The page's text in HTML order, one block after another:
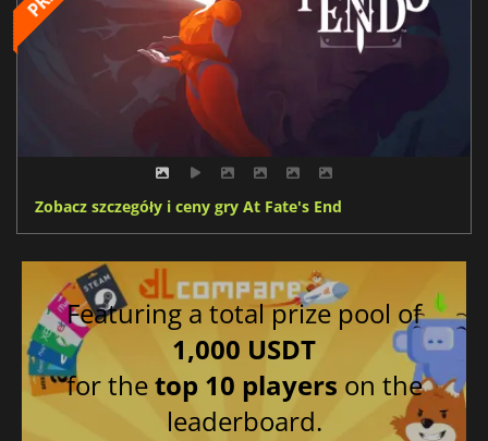
Zobacz szczegóły i ceny gry At Fate's End
Featuring a total prize pool of
1,000 USDT
for thetop 10 players on the
leaderboard.